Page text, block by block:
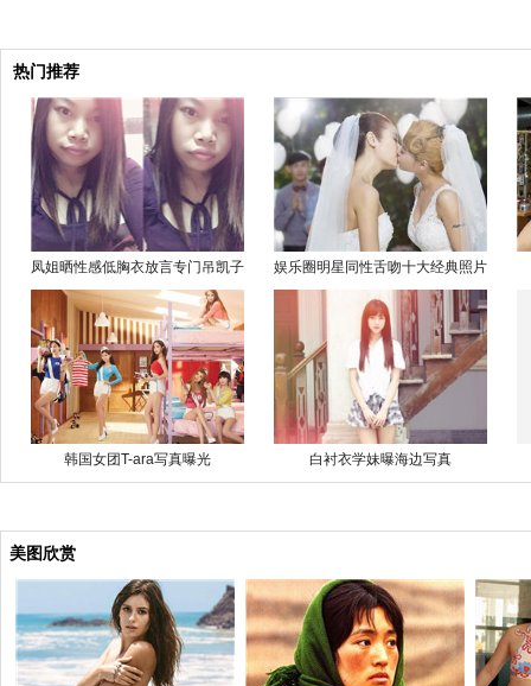
热门推荐
凤姐晒性感低胸衣放言专门吊凯子 娱乐圈明星同性舌吻十大经典照片
韩国女团T-ara写真曝光 白衬衣学妹曝海边写真
美图欣赏